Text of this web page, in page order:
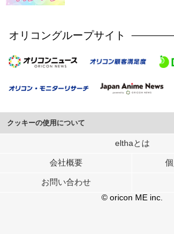
オリコングループサイト
クッキーの使用について
このサイトでは Cookie を使用して、ユーザーに合
行っています。
メディアや広告配信、データ解析の各パートナーに
各パートナーは、この情報とユーザーが各パートナ
ユーザーが各パートナーのサービスを使用したとき
elthaとは
会社概要
お問い合わせ
© oricon ME inc.